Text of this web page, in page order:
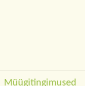
Müügitingimused